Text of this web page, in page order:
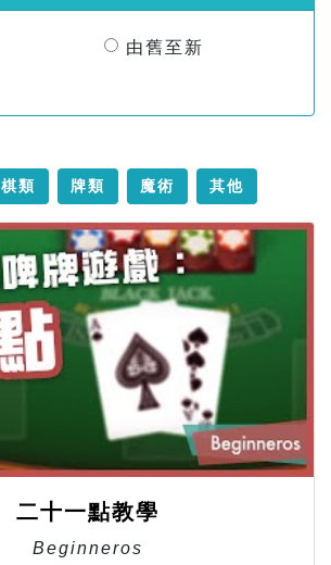
由舊至新
棋類 牌類 魔術 其他
二十一點教學
Beginneros